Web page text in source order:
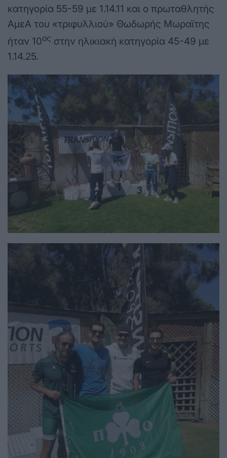
κατηγορία 55-59 με 1.14.11 και ο πρωταθλητής
ΑμεΑ του «τριφυλλιού» Θωδωρής Μωραϊτης
ήταν 10ος στην ηλικιακή κατηγορία 45-49 με
1.14.25.